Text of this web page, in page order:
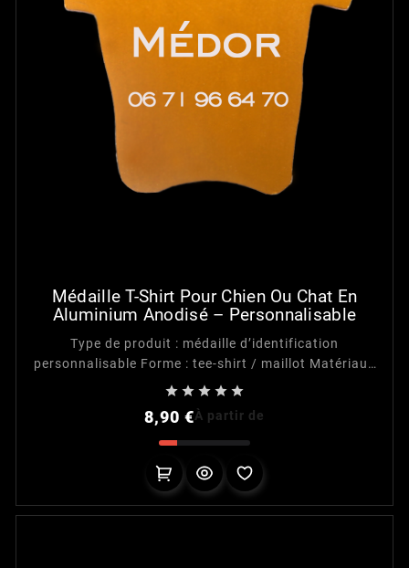
Médaille T-Shirt Pour Chien Ou Chat En
Aluminium Anodisé – Personnalisable
Type de produit : médaille d’identification
personnalisable Forme : tee-shirt / maillot Matériau :
matériel<br...
    
8,90 €À partir de